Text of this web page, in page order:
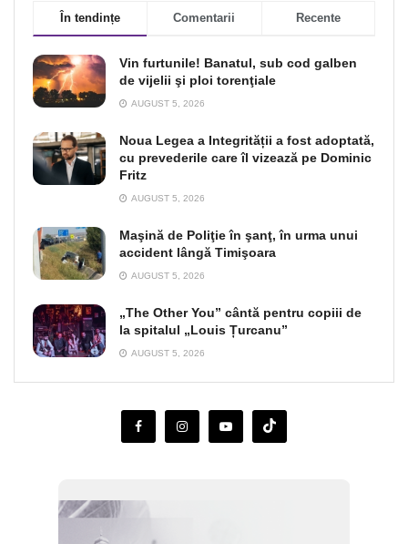
În tendințe Comentarii Recente
Vin furtunile! Banatul, sub cod galben
de vijelii şi ploi torenţiale
AUGUST 5, 2026
Noua Legea a Integrității a fost adoptată,
cu prevederile care îl vizează pe Dominic
Fritz
AUGUST 5, 2026
Maşină de Poliţie în şanţ, în urma unui
accident lângă Timişoara
AUGUST 5, 2026
„The Other You” cântă pentru copiii de
la spitalul „Louis Țurcanu”
AUGUST 5, 2026